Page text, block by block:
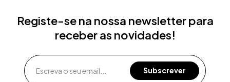
Registe-se na nossa newsletter para
receber as novidades!